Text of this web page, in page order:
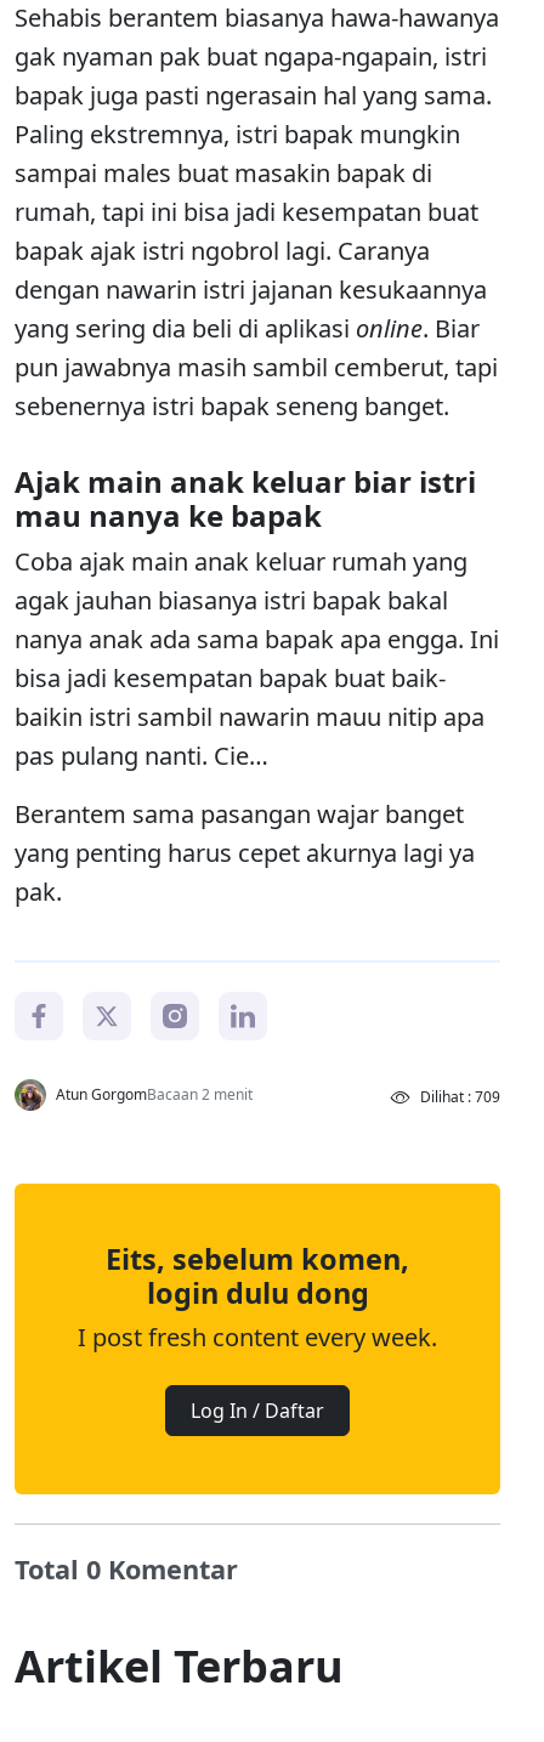
Sehabis berantem biasanya hawa-hawanya
gak nyaman pak buat ngapa-ngapain, istri
bapak juga pasti ngerasain hal yang sama.
Paling ekstremnya, istri bapak mungkin
sampai males buat masakin bapak di
rumah, tapi ini bisa jadi kesempatan buat
bapak ajak istri ngobrol lagi. Caranya
dengan nawarin istri jajanan kesukaannya
yang sering dia beli di aplikasi online. Biar
pun jawabnya masih sambil cemberut, tapi
sebenernya istri bapak seneng banget.
Ajak main anak keluar biar istri
mau nanya ke bapak
Coba ajak main anak keluar rumah yang
agak jauhan biasanya istri bapak bakal
nanya anak ada sama bapak apa engga. Ini
bisa jadi kesempatan bapak buat baik-
baikin istri sambil nawarin mauu nitip apa
pas pulang nanti. Cie…
Berantem sama pasangan wajar banget
yang penting harus cepet akurnya lagi ya
pak.
Atun GorgomBacaan 2 menit Dilihat : 709
Eits, sebelum komen,
login dulu dong
I post fresh content every week.
Log In / Daftar
Total 0 Komentar
Artikel Terbaru